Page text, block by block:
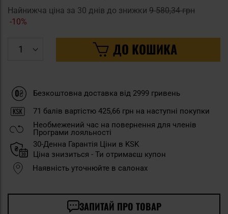
Найнижча ціна за 30 днів до знижки 9 580,34 грн
-10%
ДО КОШИКА
Безкоштовна доставка від 2999 гривень
71 балів вартістю 425,66 грн на наступні покупки
Необмежений час на повернення для членів
Програми лояльності
30-Денна Гарантія Ціни в KSK
Ціна знизиться - Ти отримаєш купон
Наявність уточнюйте в салонах
ЗАПИТАЙ ПРО ТОВАР